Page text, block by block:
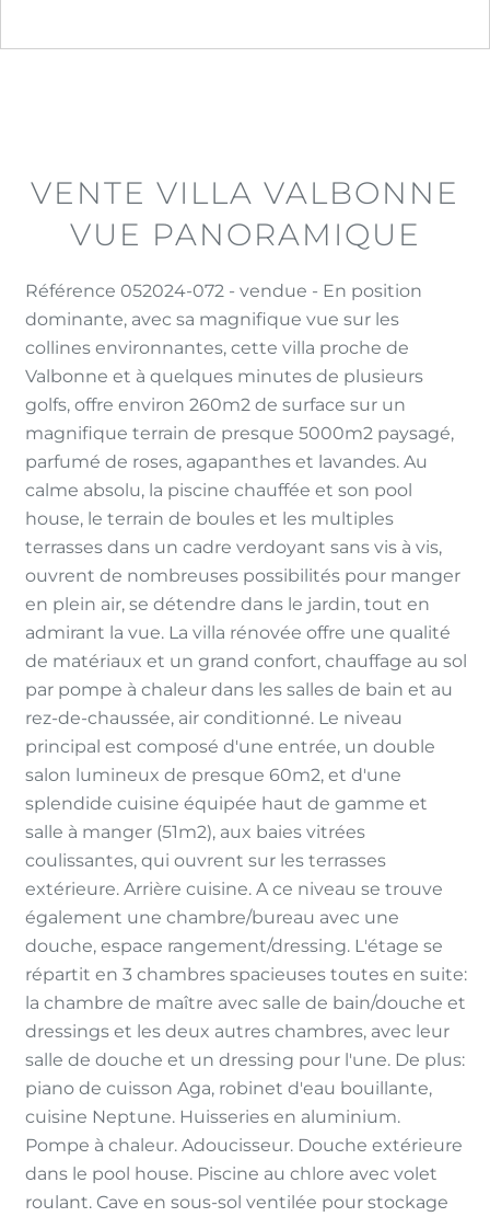
VENTE VILLA VALBONNE
VUE PANORAMIQUE
Référence 052024-072 - vendue - En position
dominante, avec sa magnifique vue sur les
collines environnantes, cette villa proche de
Valbonne et à quelques minutes de plusieurs
golfs, offre environ 260m2 de surface sur un
magnifique terrain de presque 5000m2 paysagé,
parfumé de roses, agapanthes et lavandes. Au
calme absolu, la piscine chauffée et son pool
house, le terrain de boules et les multiples
terrasses dans un cadre verdoyant sans vis à vis,
ouvrent de nombreuses possibilités pour manger
en plein air, se détendre dans le jardin, tout en
admirant la vue. La villa rénovée offre une qualité
de matériaux et un grand confort, chauffage au sol
par pompe à chaleur dans les salles de bain et au
rez-de-chaussée, air conditionné. Le niveau
principal est composé d'une entrée, un double
salon lumineux de presque 60m2, et d'une
splendide cuisine équipée haut de gamme et
salle à manger (51m2), aux baies vitrées
coulissantes, qui ouvrent sur les terrasses
extérieure. Arrière cuisine. A ce niveau se trouve
également une chambre/bureau avec une
douche, espace rangement/dressing. L'étage se
répartit en 3 chambres spacieuses toutes en suite:
la chambre de maître avec salle de bain/douche et
dressings et les deux autres chambres, avec leur
salle de douche et un dressing pour l'une. De plus:
piano de cuisson Aga, robinet d'eau bouillante,
cuisine Neptune. Huisseries en aluminium.
Pompe à chaleur. Adoucisseur. Douche extérieure
dans le pool house. Piscine au chlore avec volet
roulant. Cave en sous-sol ventilée pour stockage